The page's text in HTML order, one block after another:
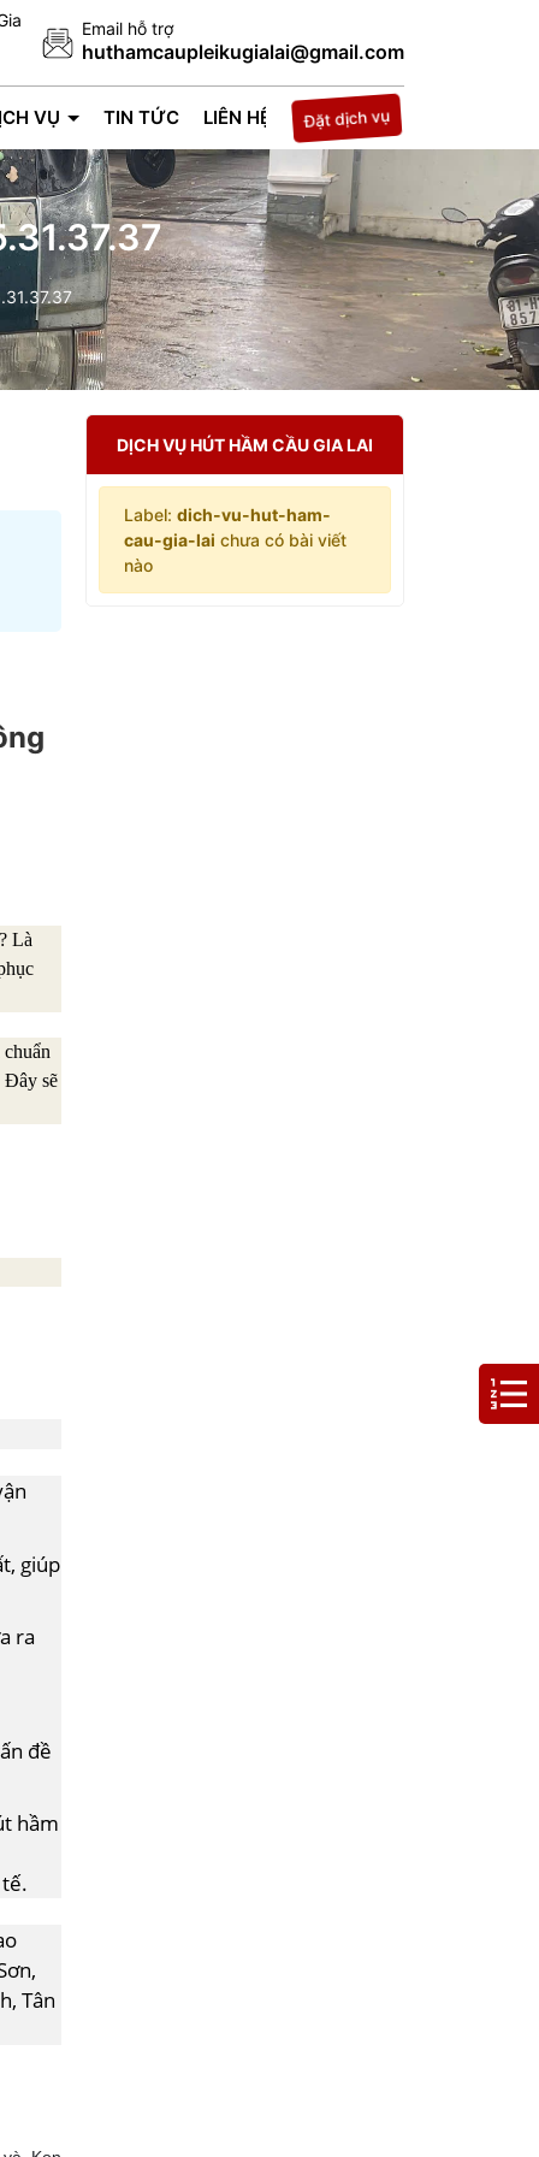
Email hỗ trợ
huthamcaupleikugialai@gmail.com
VỤ TIN TỨC LIÊN HỆ Đặt dịch vụ
Là
Đây sẽ
giúp
ra
đề
hầm
Tân
DỊCH VỤ HÚT HẦM CẦU GIA LAI
Label: dich-vu-hut-ham-
cau-gia-lai chưa có bài viết
nào